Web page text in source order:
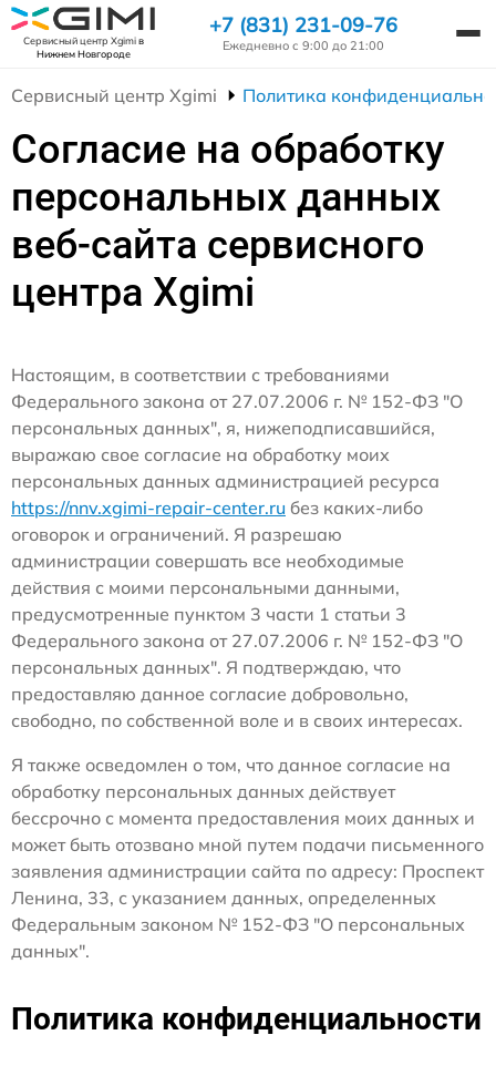
Сервисный центр Xgimiв
Нижнем Новгороде
+7 (831) 231-09-76
Ежедневно с 9:00 до 21:00
Сервисный центр Xgimi Политика
Согласие на обработку
персональных данных
веб-сайта сервисного
центра Xgimi
Настоящим, в соответствии с требованиями
Федерального закона от 27.07.2006 г. № 152-ФЗ "О
персональных данных", я, нижеподписавшийся,
выражаю свое согласие на обработку моих
персональных данных администрацией ресурса
https://nnv.xgimi-repair-center.ru без каких-либо
оговорок и ограничений. Я разрешаю
администрации совершать все необходимые
действия с моими персональными данными,
предусмотренные пунктом 3 части 1 статьи 3
Федерального закона от 27.07.2006 г. № 152-ФЗ "О
персональных данных". Я подтверждаю, что
предоставляю данное согласие добровольно,
свободно, по собственной воле и в своих интересах.
Я также осведомлен о том, что данное согласие на
обработку персональных данных действует
бессрочно с момента предоставления моих данных и
может быть отозвано мной путем подачи письменного
заявления администрации сайта по адресу: Проспект
Ленина, 33, с указанием данных, определенных
Федеральным законом № 152-ФЗ "О персональных
данных".
Политика конфиденциальности